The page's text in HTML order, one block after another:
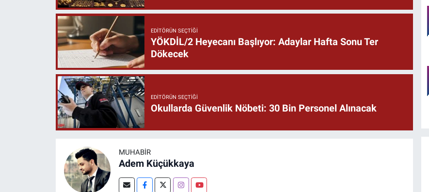
EDITÖRÜN SEÇTIĞI
YÖKDİL/2 Heyecanı Başlıyor: Adaylar Hafta Sonu Ter
Dökecek
EDITÖRÜN SEÇTIĞI
Okullarda Güvenlik Nöbeti: 30 Bin Personel Alınacak
MUHABIR
Adem Küçükkaya